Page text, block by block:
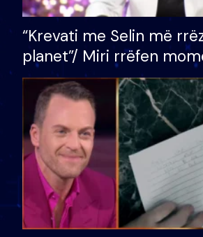
“Krevati me Selin më
planet”/ Miri rrëfen
bukura në shtëpinë e BB
mungojë zilja e